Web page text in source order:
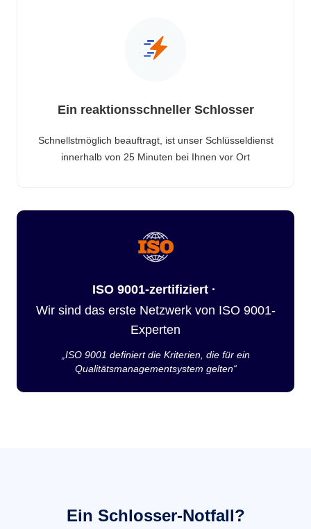
Ein reaktionsschneller Schlosser
Schnellstmöglich beauftragt, ist unser Schlüsseldienst
innerhalb von 25 Minuten bei Ihnen vor Ort
ISO 9001-zertifiziert ·
Wir sind das erste Netzwerk von ISO 9001-
Experten
„ISO 9001 definiert die Kriterien, die für ein
Qualitätsmanagementsystem gelten“
Ein Schlosser-Notfall?